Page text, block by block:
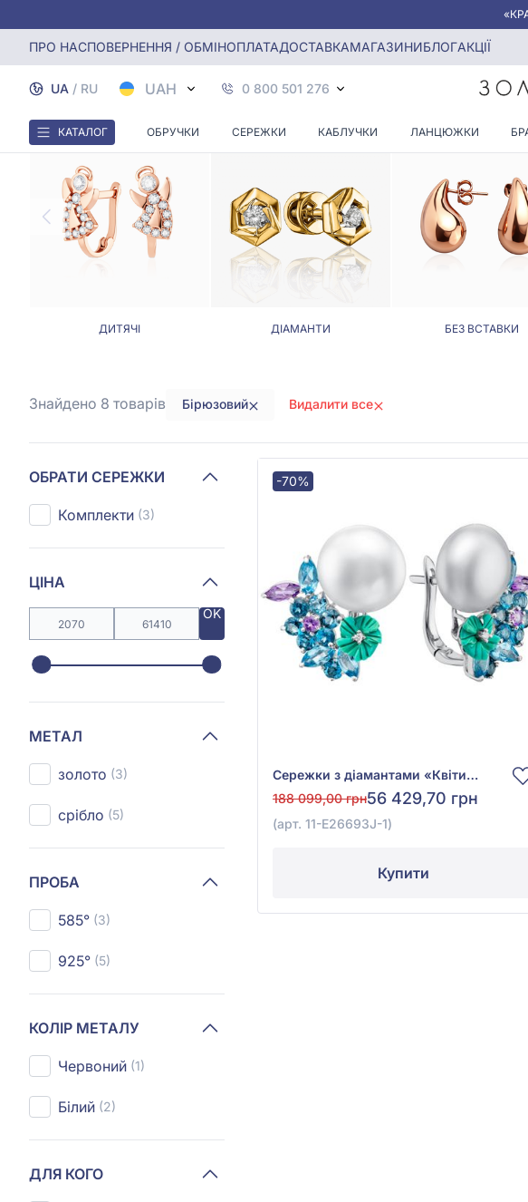
ПРО НАСПОВЕРНЕННЯ / ОБМІНОПЛАТАДОСТАВКАМАГАЗИНИБЛОГАКЦІЇ
UA / RU UAH 0 800 501 276
КАТАЛОГ ОБРУЧКИ СЕРЕЖКИ КАБЛУЧКИ ЛАНЦЮЖКИ
Головна Сережки Сережки з бірюзовим камінням
СЕРЕЖКИ
ДИТЯЧІ ДІАМАНТИ БЕЗ ВСТАВКИ
Знайдено 8 товарів Бірюзовий Видалити все
ОБРАТИ СЕРЕЖКИ
Комплекти (3)
ЦІНА
OK
МЕТАЛ
золото (3)
срібло (5)
ПРОБА
585° (3)
925° (5)
КОЛІР МЕТАЛУ
Червоний (1)
Білий (2)
ДЛЯ КОГО
-70%
Сережки з діамантами «Квіти» з білого золота 585° з діамантом 0,01ct, топазом блакитним 2,2ct, перлами, аметистом 0,34ct, бірюзою 0,83ct, арт. 11-E26693J-1
188 099,00 грн56 429,70 грн
(арт. 11-E26693J-1)
Купити